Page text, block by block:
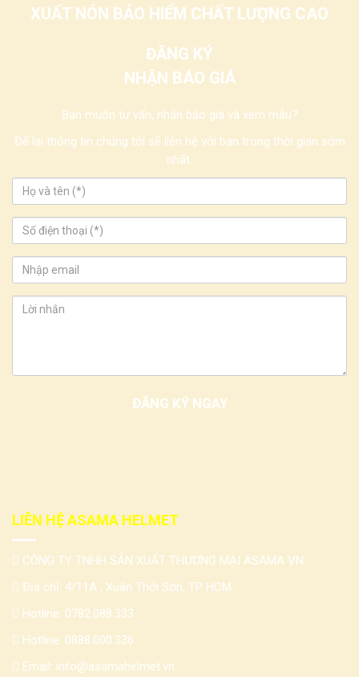
XUẤT NÓN BẢO HIỂM CHẤT LƯỢNG CAO
ĐĂNG KÝ
NHẬN BÁO GIÁ
Bạn muốn tư vấn, nhận báo giá và xem mẫu?
Để lại thông tin chúng tôi sẽ liên hệ với bạn trong thời gian sớm
nhất.
LIÊN HỆ ASAMA HELMET
CÔNG TY TNHH SẢN XUẤT THƯƠNG MẠI ASAMA VN
Địa chỉ: 4/11A , Xuân Thới Sơn, TP HCM
Hotline: 0782.088.333
Hotline: 0888.000.336
Email: info@asamahelmet.vn